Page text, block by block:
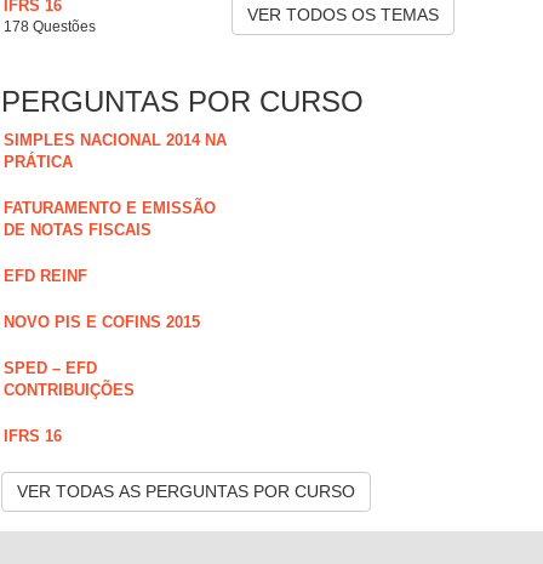
IFRS 16
178 Questões
VER TODOS OS TEMAS
PERGUNTAS POR CURSO
SIMPLES NACIONAL 2014 NA
PRÁTICA
FATURAMENTO E EMISSÃO
DE NOTAS FISCAIS
EFD REINF
NOVO PIS E COFINS 2015
SPED – EFD
CONTRIBUIÇÕES
IFRS 16
VER TODAS AS PERGUNTAS POR CURSO